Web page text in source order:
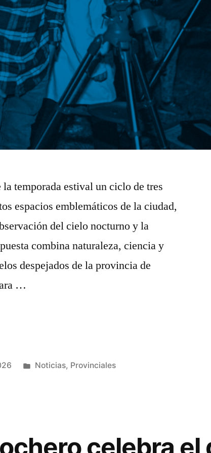
temporada estival un ciclo de tres
espacios emblemáticos de la ciudad,
del cielo nocturno y la
combina naturaleza, ciencia y
despejados de la provincia de
…
Publicada
Noticias, Provinciales